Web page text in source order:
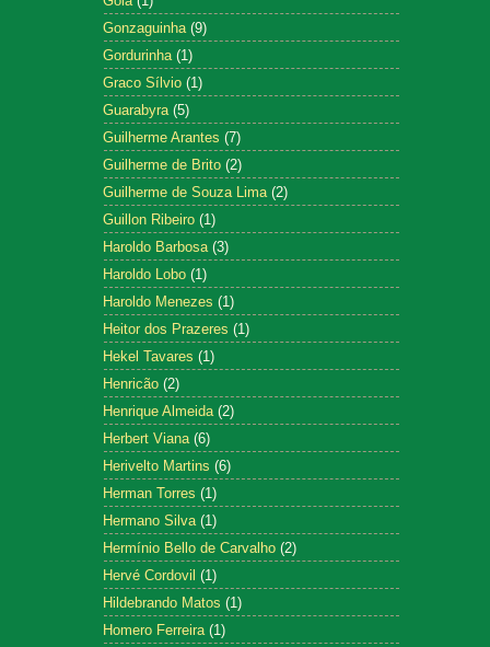
Gonzaguinha (9)
Gordurinha (1)
Graco Sílvio (1)
Guarabyra (5)
Guilherme Arantes (7)
Guilherme de Brito (2)
Guilherme de Souza Lima (2)
Guillon Ribeiro (1)
Haroldo Barbosa (3)
Haroldo Lobo (1)
Haroldo Menezes (1)
Heitor dos Prazeres (1)
Hekel Tavares (1)
Henricão (2)
Henrique Almeida (2)
Herbert Viana (6)
Herivelto Martins (6)
Herman Torres (1)
Hermano Silva (1)
Hermínio Bello de Carvalho (2)
Hervé Cordovil (1)
Hildebrando Matos (1)
Homero Ferreira (1)